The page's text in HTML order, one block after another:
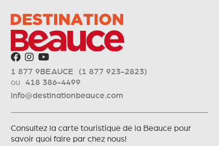
1 877 9BEAUCE (1 877 923-2823)
ou418 386-4499
info@destinationbeauce.com
Consultez la carte touristique de la Beauce pour
savoir quoi faire par chez nous!